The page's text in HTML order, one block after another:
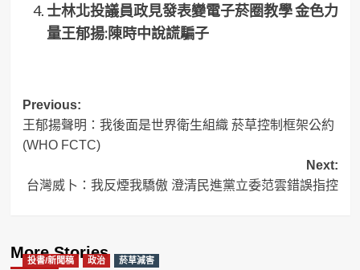
士林北投議員政見發表變電子菸圈教學 金色力
量王郁揚:陳時中說謊騙子
Post
navigation
Previous:
王郁揚聲明：我後面是世界衛生組織 菸草控制框架公約
(WHO FCTC)
Next:
台灣威卜：我反煙我驕傲 澄清民進黨立委范雲錯誤指控
More Stories
投書/新聞稿 政治 菸草減害